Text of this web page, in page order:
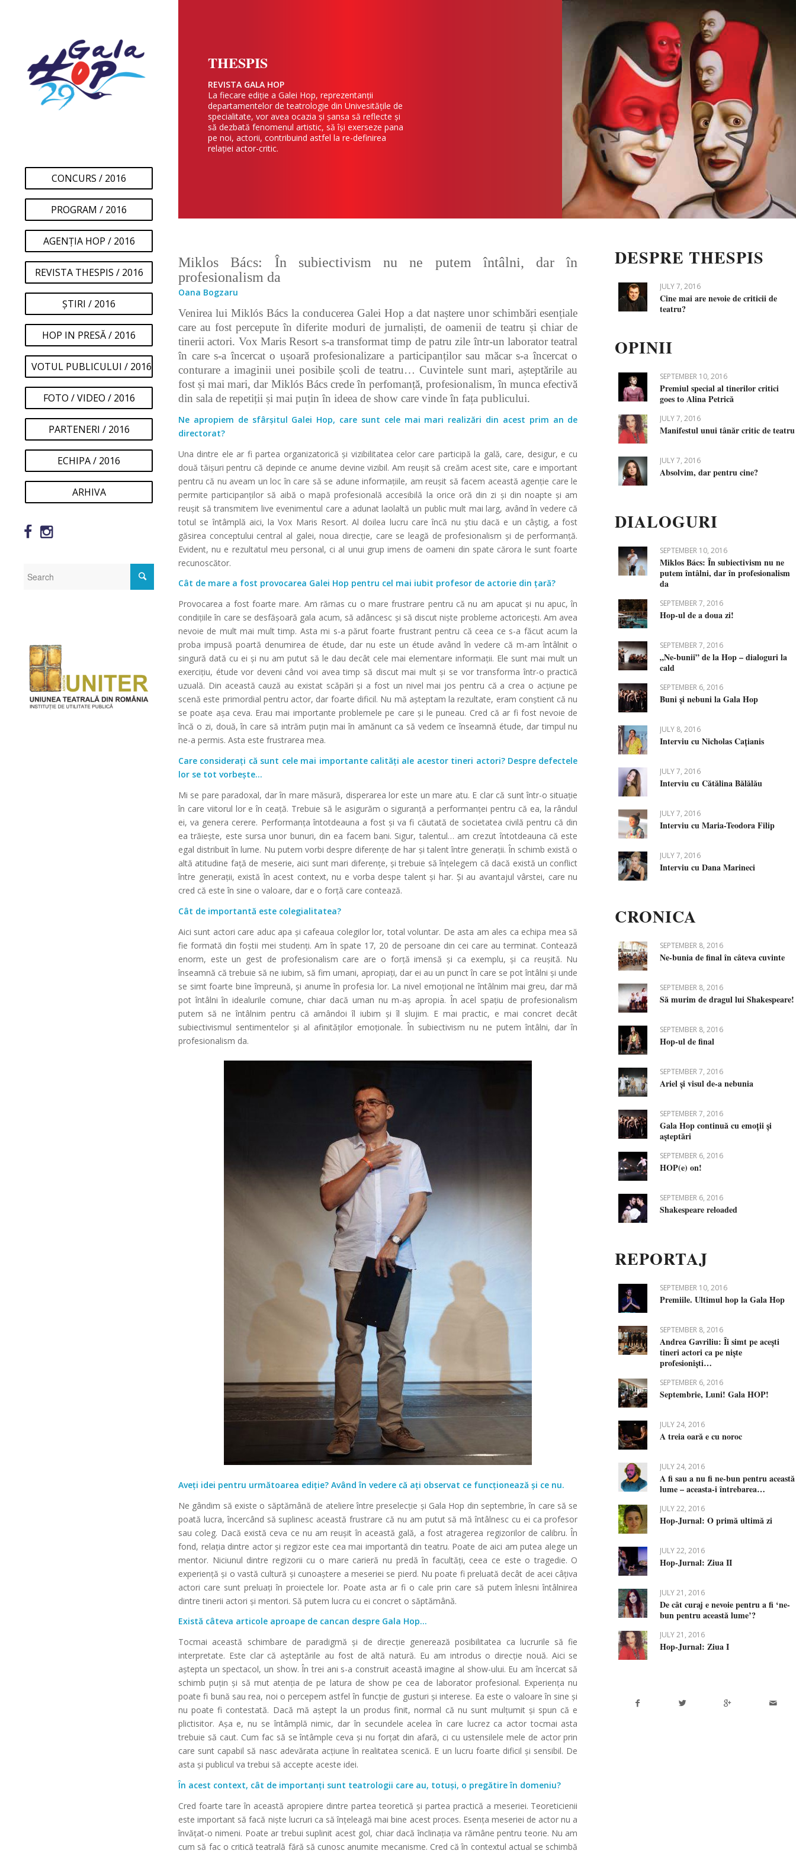
CONCURS / 2016
PROGRAM / 2016
AGENȚIA HOP / 2016
REVISTA THESPIS / 2016
ȘTIRI / 2016
HOP IN PRESĂ / 2016
VOTUL PUBLICULUI / 2016
FOTO / VIDEO / 2016
PARTENERI / 2016
ECHIPA / 2016
ARHIVA
THESPIS
REVISTA GALA HOP
La fiecare ediție a Galei Hop, reprezentanții
departamentelor de teatrologie din Univesitățile de
specialitate, vor avea ocazia și șansa să reflecte și
să dezbată fenomenul artistic, să își exerseze pana
pe noi, actorii, contribuind astfel la re-definirea
relației actor-critic.
Miklos Bács: În subiectivism nu ne putem întâlni, dar în
profesionalism da
Oana Bogzaru
Venirea lui Miklós Bács la conducerea Galei Hop a dat naștere unor schimbări esențiale
care au fost percepute în diferite moduri de jurnaliști, de oamenii de teatru și chiar de
tinerii actori. Vox Maris Resort s-a transformat timp de patru zile într-un laborator teatral
în care s-a încercat o ușoară profesionalizare a participanților sau măcar s-a încercat o
conturare a imaginii unei posibile școli de teatru… Cuvintele sunt mari, așteptările au
fost și mai mari, dar Miklós Bács crede în perfomanță, profesionalism, în munca efectivă
din sala de repetiții și mai puțin în ideea de show care vinde în fața publicului.
Ne apropiem de sfârșitul Galei Hop, care sunt cele mai mari realizări din acest prim an de
directorat?
Una dintre ele ar fi partea organizatorică și vizibilitatea celor care participă la gală, care, desigur, e cu
două tăișuri pentru că depinde ce anume devine vizibil. Am reușit să creăm acest site, care e important
pentru că nu aveam un loc în care să se adune informațiile, am reușit să facem această agenție care le
permite participanților să aibă o mapă profesională accesibilă la orice oră din zi și din noapte și am
reușit să transmitem live evenimentul care a adunat laolaltă un public mult mai larg, având în vedere că
totul se întâmplă aici, la Vox Maris Resort. Al doilea lucru care încă nu știu dacă e un câștig, a fost
găsirea conceptului central al galei, noua direcție, care se leagă de profesionalism și de performanță.
Evident, nu e rezultatul meu personal, ci al unui grup imens de oameni din spate cărora le sunt foarte
recunoscător.
Cât de mare a fost provocarea Galei Hop pentru cel mai iubit profesor de actorie din țară?
Provocarea a fost foarte mare. Am rămas cu o mare frustrare pentru că nu am apucat și nu apuc, în
condițiile în care se desfășoară gala acum, să adâncesc și să discut niște probleme actoricești. Am avea
nevoie de mult mai mult timp. Asta mi s-a părut foarte frustrant pentru că ceea ce s-a făcut acum la
proba impusă poartă denumirea de étude, dar nu este un étude având în vedere că m-am întâlnit o
singură dată cu ei și nu am putut să le dau decât cele mai elementare informații. Ele sunt mai mult un
exercițiu, étude vor deveni când voi avea timp să discut mai mult și se vor transforma într-o practică
uzuală. Din această cauză au existat scăpări și a fost un nivel mai jos pentru că a crea o acțiune pe
scenă este primordial pentru actor, dar foarte dificil. Nu mă așteptam la rezultate, eram conștient că nu
se poate așa ceva. Erau mai importante problemele pe care și le puneau. Cred că ar fi fost nevoie de
încă o zi, două, în care să intrăm puțin mai în amănunt ca să vedem ce înseamnă étude, dar timpul nu
ne-a permis. Asta este frustrarea mea.
Care considerați că sunt cele mai importante calități ale acestor tineri actori? Despre defectele
lor se tot vorbește…
Mi se pare paradoxal, dar în mare măsură, disperarea lor este un mare atu. E clar că sunt într-o situație
în care viitorul lor e în ceață. Trebuie să le asigurăm o siguranță a performanței pentru că ea, la rândul
ei, va genera cerere. Performanța întotdeauna a fost și va fi căutată de societatea civilă pentru că din
ea trăiește, este sursa unor bunuri, din ea facem bani. Sigur, talentul… am crezut întotdeauna că este
egal distribuit în lume. Nu putem vorbi despre diferențe de har și talent între generații. În schimb există o
altă atitudine față de meserie, aici sunt mari diferențe, și trebuie să înțelegem că dacă există un conflict
între generații, există în acest context, nu e vorba despe talent și har. Și au avantajul vârstei, care nu
cred că este în sine o valoare, dar e o forță care contează.
Cât de importantă este colegialitatea?
Aici sunt actori care aduc apa și cafeaua colegilor lor, total voluntar. De asta am ales ca echipa mea să
fie formată din foștii mei studenți. Am în spate 17, 20 de persoane din cei care au terminat. Contează
enorm, este un gest de profesionalism care are o forță imensă și ca exemplu, și ca reușită. Nu
înseamnă că trebuie să ne iubim, să fim umani, apropiați, dar ei au un punct în care se pot întâlni și unde
se simt foarte bine împreună, și anume în profesia lor. La nivel emoțional ne întâlnim mai greu, dar mă
pot întâlni în idealurile comune, chiar dacă uman nu m-aș apropia. În acel spațiu de profesionalism
putem să ne întâlnim pentru că amândoi îl iubim și îl slujim. E mai practic, e mai concret decât
subiectivismul sentimentelor și al afinităților emoționale. În subiectivism nu ne putem întâlni, dar în
profesionalism da.
Aveți idei pentru următoarea ediție? Având în vedere că ați observat ce funcționează și ce nu.
Ne gândim să existe o săptămână de ateliere între preselecție și Gala Hop din septembrie, în care să se
poată lucra, încercând să suplinesc această frustrare că nu am putut să mă întâlnesc cu ei ca profesor
sau coleg. Dacă există ceva ce nu am reușit în această gală, a fost atragerea regizorilor de calibru. În
fond, relația dintre actor și regizor este cea mai importantă din teatru. Poate de aici am putea alege un
mentor. Niciunul dintre regizorii cu o mare carieră nu predă în facultăți, ceea ce este o tragedie. O
experiență și o vastă cultură și cunoaștere a meseriei se pierd. Nu poate fi preluată decât de acei câțiva
actori care sunt preluați în proiectele lor. Poate asta ar fi o cale prin care să putem înlesni întâlnirea
dintre tinerii actori și mentori. Să putem lucra cu ei concret o săptămână.
Există câteva articole aproape de cancan despre Gala Hop…
Tocmai această schimbare de paradigmă și de direcție generează posibilitatea ca lucrurile să fie
interpretate. Este clar că așteptările au fost de altă natură. Eu am introdus o direcție nouă. Aici se
aștepta un spectacol, un show. În trei ani s-a construit această imagine al show-ului. Eu am încercat să
schimb puțin și să mut atenția de pe latura de show pe cea de laborator profesional. Experiența nu
poate fi bună sau rea, noi o percepem astfel în funcție de gusturi și interese. Ea este o valoare în sine și
nu poate fi contestată. Dacă mă aștept la un produs finit, normal că nu sunt mulțumit și spun că e
plictisitor. Așa e, nu se întâmplă nimic, dar în secundele acelea în care lucrez ca actor tocmai asta
trebuie să caut. Cum fac să se întâmple ceva și nu forțat din afară, ci cu ustensilele mele de actor prin
care sunt capabil să nasc adevărata acțiune în realitatea scenică. E un lucru foarte dificil și sensibil. De
asta și publicul va trebui să accepte aceste idei.
În acest context, cât de importanți sunt teatrologii care au, totuși, o pregătire în domeniu?
Cred foarte tare în această apropiere dintre partea teoretică și partea practică a meseriei. Teoreticienii
este important să facă niște lucruri ca să înțeleagă mai bine acest proces. Esența meseriei de actor nu a
învățat-o nimeni. Poate ar trebui suplinit acest gol, chiar dacă înclinația va rămâne pentru teorie. Nu am
cum să fac o critică teatrală fără să cunosc anumite mecanisme. Cred că în contextul actual se schimbă
DESPRE THESPIS
JULY 7, 2016
Cine mai are nevoie de criticii de
teatru?
OPINII
SEPTEMBER 10, 2016
Premiul special al tinerilor critici
goes to Alina Petrică
JULY 7, 2016
Manifestul unui tânăr critic de teatru
JULY 7, 2016
Absolvim, dar pentru cine?
DIALOGURI
SEPTEMBER 10, 2016
Miklos Bács: În subiectivism nu ne
putem întâlni, dar în profesionalism
da
SEPTEMBER 7, 2016
Hop-ul de a doua zi!
SEPTEMBER 7, 2016
„Ne-bunii” de la Hop – dialoguri la
cald
SEPTEMBER 6, 2016
Buni și nebuni la Gala Hop
JULY 8, 2016
Interviu cu Nicholas Cațianis
JULY 7, 2016
Interviu cu Cătălina Bălălău
JULY 7, 2016
Interviu cu Maria-Teodora Filip
JULY 7, 2016
Interviu cu Dana Marineci
CRONICA
SEPTEMBER 8, 2016
Ne-bunia de final în câteva cuvinte
SEPTEMBER 8, 2016
Să murim de dragul lui Shakespeare!
SEPTEMBER 8, 2016
Hop-ul de final
SEPTEMBER 7, 2016
Ariel și visul de-a nebunia
SEPTEMBER 7, 2016
Gala Hop continuă cu emoții și
așteptări
SEPTEMBER 6, 2016
HOP(e) on!
SEPTEMBER 6, 2016
Shakespeare reloaded
REPORTAJ
SEPTEMBER 10, 2016
Premiile. Ultimul hop la Gala Hop
SEPTEMBER 8, 2016
Andrea Gavriliu: Îi simt pe acești
tineri actori ca pe niște
profesioniști…
SEPTEMBER 6, 2016
Septembrie, Luni! Gala HOP!
JULY 24, 2016
A treia oară e cu noroc
JULY 24, 2016
A fi sau a nu fi ne-bun pentru această
lume – aceasta-i întrebarea…
JULY 22, 2016
Hop-Jurnal: O primă ultimă zi
JULY 22, 2016
Hop-Jurnal: Ziua II
JULY 21, 2016
De cât curaj e nevoie pentru a fi ‘ne-
bun pentru această lume’?
JULY 21, 2016
Hop-Jurnal: Ziua I